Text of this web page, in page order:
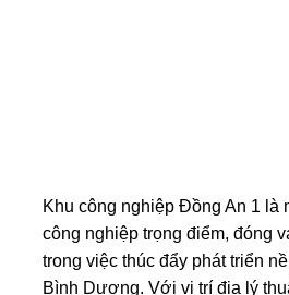
Khu công nghiệp Đồng An 1 là
công nghiệp trọng điểm, đóng
trong việc thúc đẩy phát triển
Bình Dương. Với vị trí địa lý